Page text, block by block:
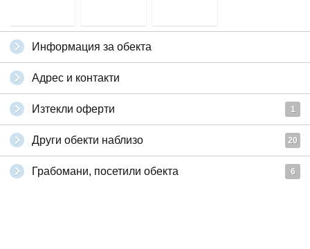
Информация за обекта
Адрес и контакти
Изтекли оферти 1
Други обекти наблизо 20
Грабомани, посетили обекта 6